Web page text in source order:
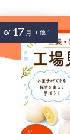
8/ 17 月 + 他 1